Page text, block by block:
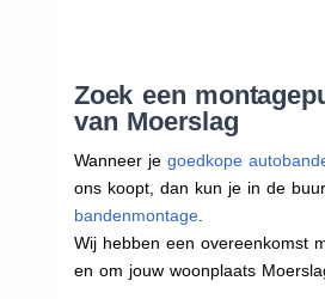
Zoek een
van Moerslag
Wanneer je goedkope
ons koopt, dan kun je in de
bandenmontage.
Wij hebben een overeenkomst
en om jouw woonplaats